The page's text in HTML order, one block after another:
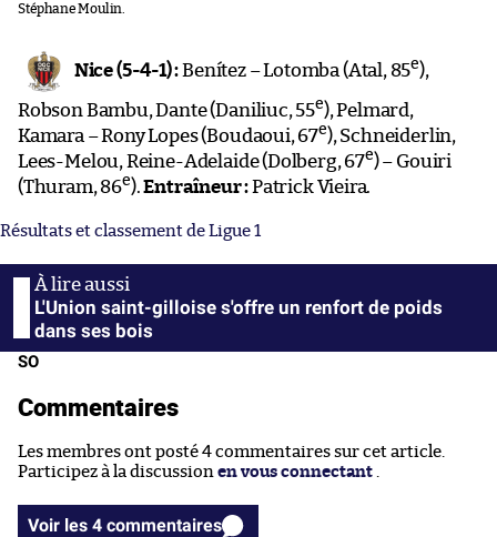
Stéphane Moulin.
Nice (5-4-1) :Benítez – Lotomba (Atal, 85e),
Robson Bambu, Dante (Daniliuc, 55e), Pelmard,
Kamara – Rony Lopes (Boudaoui, 67e), Schneiderlin,
Lees-Melou, Reine-Adelaide (Dolberg, 67e) – Gouiri
(Thuram, 86e).Entraîneur :Patrick Vieira.
Résultats et classement de Ligue 1
L'Union saint-gilloise s'offre un renfort de poids
dans ses bois
SO
Commentaires
Les membres ont posté 4 commentaires sur cet article.
Participez à la discussion en vous connectant
Voir les 4 commentaires